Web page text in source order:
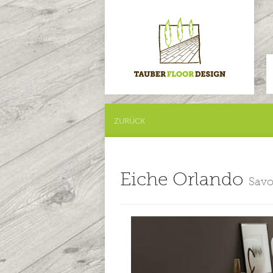
ZURÜCK
Eiche Orlando